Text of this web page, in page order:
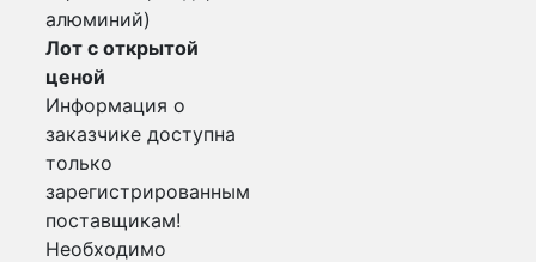
алюминий)
Лот с открытой
ценой
Информация о
заказчике доступна
только
зарегистрированным
поставщикам!
Необходимо